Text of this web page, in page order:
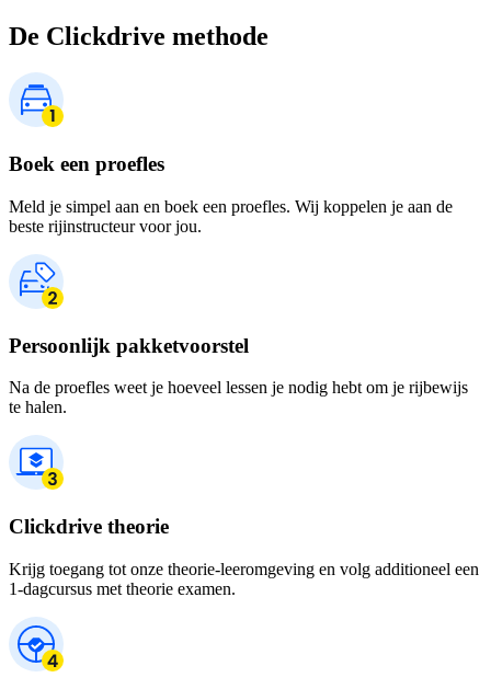
De Clickdrive methode
Boek een proefles
Meld je simpel aan en boek een proefles. Wij koppelen je aan de
beste rijinstructeur voor jou.
Persoonlijk pakketvoorstel
Na de proefles weet je hoeveel lessen je nodig hebt om je rijbewijs
te halen.
Clickdrive theorie
Krijg toegang tot onze theorie-leeromgeving en volg additioneel een
1-dagcursus met theorie examen.